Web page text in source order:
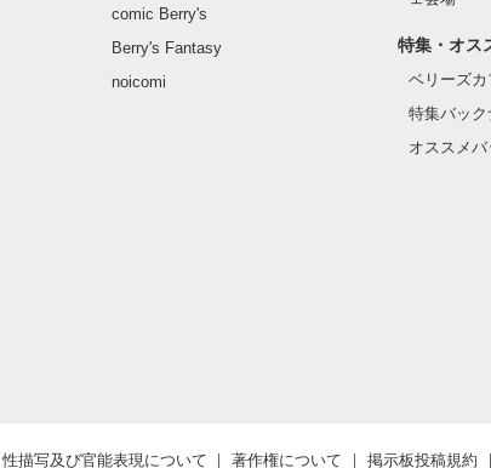
comic Berry's
Berry's Fantasy
noicomi
特集・オス
ベリーズ
特集バッ
オススメ
性描写及び官能表現について 著作権について 掲示板投稿規約